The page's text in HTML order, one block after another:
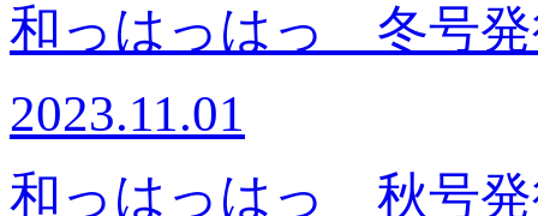
和っはっはっ 冬号
2023.11.01
和っはっはっ 秋号